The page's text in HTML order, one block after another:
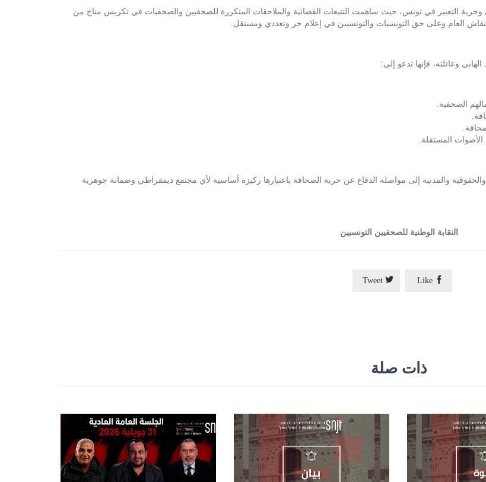
وحرية التعبير في تونس، حيث ساهمت التتبعات القضائية والملاحقات المتكررة للصحفيين والصحفيات في تكريس مناخ من
العام وعلى حق التونسيات والتونسيين في إعلام حر وتعددي ومستقل.
وعائلته، فإنها تدعو إلى:
الصحفية.
المستقلة.
والمدنية إلى مواصلة الدفاع عن حرية الصحافة باعتبارها ركيزة أساسية لأي مجتمع ديمقراطي وضمانة جوهرية
النقابة الوطنية للصحفيين التونسيين

Like

Tweet
ذات صلة